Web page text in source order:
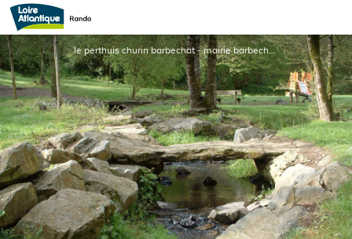
Site de loisirs du Perthuis Churin